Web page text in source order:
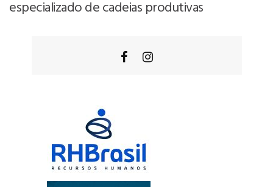
especializado de cadeias produtivas